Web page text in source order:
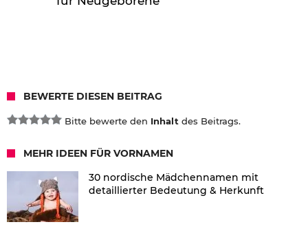
BEWERTE DIESEN BEITRAG
Bitte bewerte den Inhalt des Beitrags.
MEHR IDEEN FÜR VORNAMEN
30 nordische Mädchennamen mit
detaillierter Bedeutung & Herkunft